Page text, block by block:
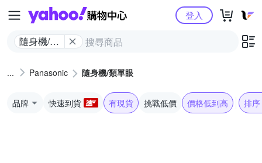
Yahoo購物中心
隨身機/類
登入
Panasonic 隨身機/類單眼
品牌 快速到貨 有現貨 挑戰低價 價格低到高 排序